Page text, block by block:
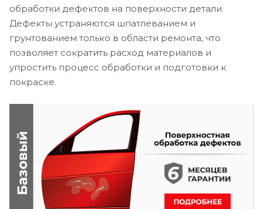
обработки дефектов на поверхности детали.
Дефекты устраняются шпатлеванием и
грунтованием только в области ремонта, что
позволяет сократить расход материалов и
упростить процесс обработки и подготовки к
покраске.